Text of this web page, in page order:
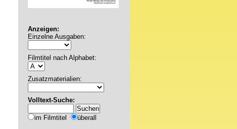
Anzeigen:
Einzelne Ausgaben:
Filmtitel nach Alphabet:
Zusatzmaterialien:
Volltext-Suche:
im Filmtitel überall